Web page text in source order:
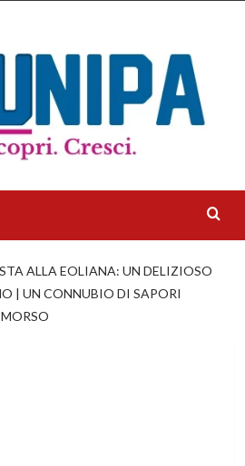
ALLA EOLIANA: UN DELIZIOSO
| UN CONNUBIO DI SAPORI